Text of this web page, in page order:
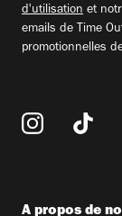
d'utilisation et
emails de Time
promotionnelles
A propos de